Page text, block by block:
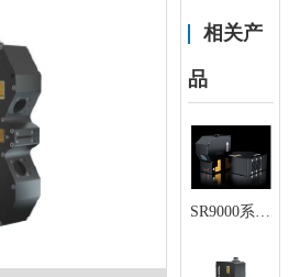
相关产
品
SR9000系列